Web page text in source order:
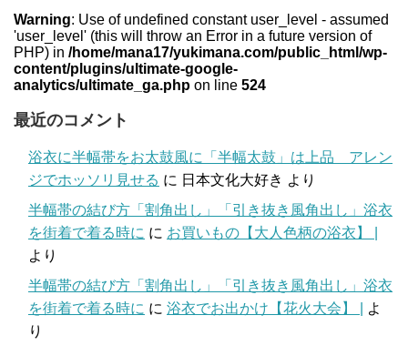
Warning: Use of undefined constant user_level - assumed
'user_level' (this will throw an Error in a future version of
PHP) in /home/mana17/yukimana.com/public_html/wp-
content/plugins/ultimate-google-
analytics/ultimate_ga.php on line 524
最近のコメント
浴衣に半幅帯をお太鼓風に「半幅太鼓」は上品 アレン
ジでホッソリ見せる に 日本文化大好き より
半幅帯の結び方「割角出し」「引き抜き風角出し」浴衣
を街着で着る時に に お買いもの【大人色柄の浴衣】 |
より
半幅帯の結び方「割角出し」「引き抜き風角出し」浴衣
を街着で着る時に に 浴衣でお出かけ【花火大会】 |
よ
り